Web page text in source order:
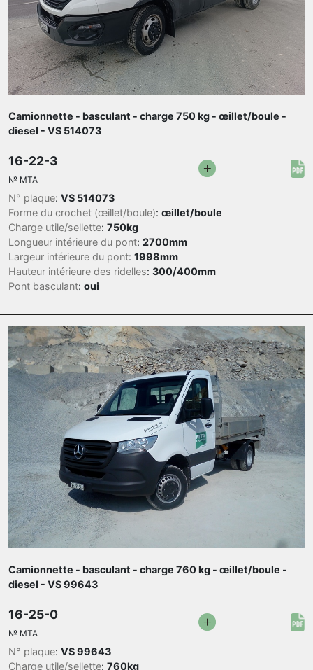
Camionnette - basculant - charge 750 kg - œillet/boule -
diesel - VS 514073
N° plaque: VS 514073
Forme du crochet (œillet/boule): œillet/boule
Charge utile/sellette: 750kg
Longueur intérieure du pont: 2700mm
Largeur intérieure du pont: 1998mm
Hauteur intérieure des ridelles: 300/400mm
Pont basculant: oui
16-22-3
№ MTA
Camionnette - basculant - charge 760 kg - œillet/boule -
diesel - VS 99643
N° plaque: VS 99643
Charge utile/sellette: 760kg
16-25-0
№ MTA